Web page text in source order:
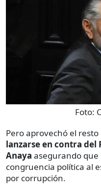
Foto:
Pero aprovechó el
lanzarse en contra del
Anaya asegurando que
congruencia política al
por corrupción.